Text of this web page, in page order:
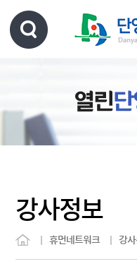
열린
강사정보
휴먼네트워크 강